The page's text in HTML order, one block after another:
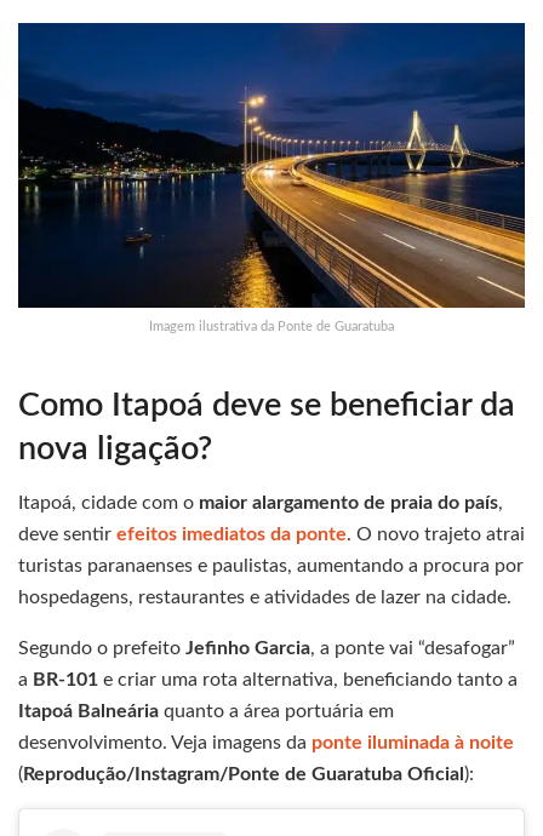
Imagem ilustrativa da Ponte de Guaratuba
Como Itapoá deve se beneficiar da
nova ligação?
Itapoá, cidade com o maior alargamento de praia do país,
deve sentir efeitos imediatos da ponte. O novo trajeto atrai
turistas paranaenses e paulistas, aumentando a procura por
hospedagens, restaurantes e atividades de lazer na cidade.
Segundo o prefeito Jefinho Garcia, a ponte vai “desafogar”
a BR-101 e criar uma rota alternativa, beneficiando tanto a
Itapoá Balneária quanto a área portuária em
desenvolvimento. Veja imagens da ponte iluminada à noite
(Reprodução/Instagram/Ponte de Guaratuba Oficial ):